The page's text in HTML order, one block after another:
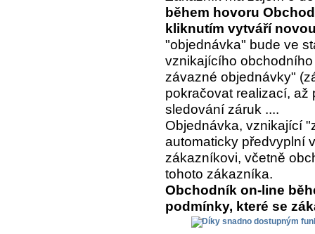
během hovoru
kliknutím vytváří
"objednávka" bude ve
vznikajícího
závazné objednávky"
pokračovat realizací, až
sledování záruk ....
Objednávka, vznikající
automaticky předvyplní
zákazníkovi, včetně
tohoto zákazníka.
Obchodník on-line
podmínky, které se